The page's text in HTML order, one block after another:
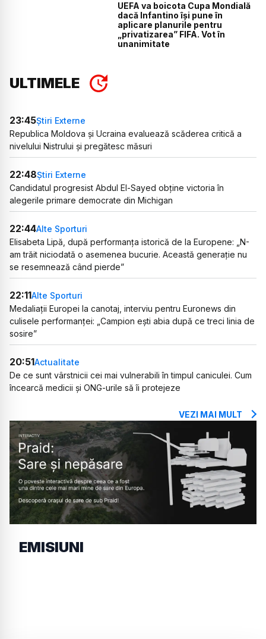
UEFA va boicota Cupa Mondială
dacă Infantino își pune în
aplicare planurile pentru
„privatizarea” FIFA. Vot în
unanimitate
ULTIMELE
23:45Știri Externe
Republica Moldova și Ucraina evaluează scăderea critică a
nivelului Nistrului și pregătesc măsuri
22:48Știri Externe
Candidatul progresist Abdul El-Sayed obține victoria în
alegerile primare democrate din Michigan
22:44Alte Sporturi
Elisabeta Lipă, după performanța istorică de la Europene: „N-
am trăit niciodată o asemenea bucurie. Această generație nu
se resemnează când pierde”
22:11Alte Sporturi
Medaliații Europei la canotaj, interviu pentru Euronews din
culisele performanței: „Campion ești abia după ce treci linia de
sosire”
20:51Actualitate
De ce sunt vârstnicii cei mai vulnerabili în timpul caniculei. Cum
încearcă medicii și ONG-urile să îi protejeze
VEZI MAI MULT
EMISIUNI